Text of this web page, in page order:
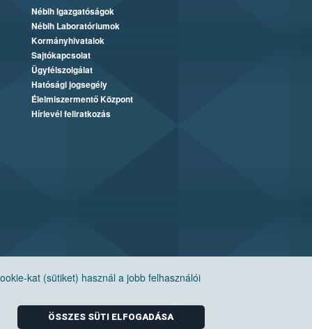
kat (sütiket) használ a jobb felhasználói
ÖSSZES SÜTI ELFOGADÁSA
Nébih Igazgatóságok
Nébih Laboratóriumok
Kormányhivatalok
Sajtókapcsolat
Ügyfélszolgálat
Hatósági jogsegély
Élelmiszermentő Központ
Hírlevél feliratkozás